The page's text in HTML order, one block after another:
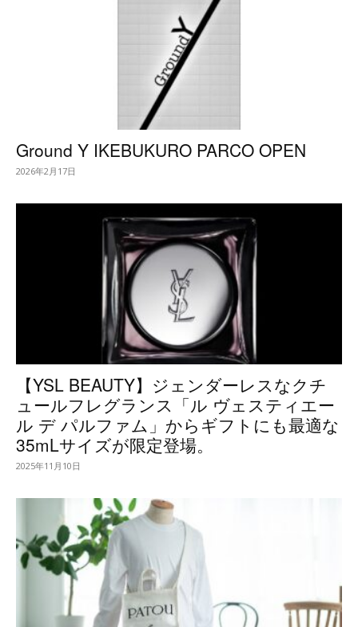
Ground Y IKEBUKURO PARCO OPEN
2026年2月17日
【YSL BEAUTY】ジェンダーレスなクチ
ュールフレグランス「ル ヴェスティエー
ル デ パルファム」からギフトにも最適な
35mLサイズが限定登場。
2025年11月10日